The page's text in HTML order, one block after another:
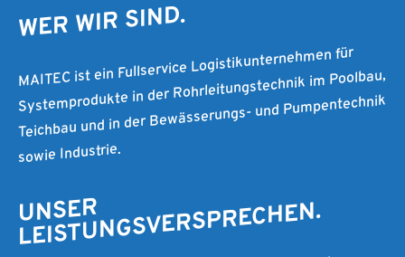
WER WIR SIND.
MAITEC ist ein Fullservice Logistikunternehmen für
Systemprodukte in der Rohrleitungstechnik im Poolbau,
Teichbau und in der Bewässerungs- und Pumpentechnik
sowie Industrie.
UNSER
LEISTUNGSVERSPRECHEN.